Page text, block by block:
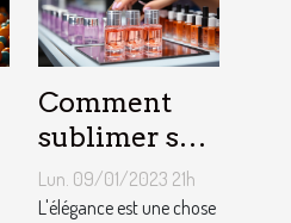
Comment
sublimer ses
ongles ?
Lun. 09/01/2023 21h
L'élégance est une chose